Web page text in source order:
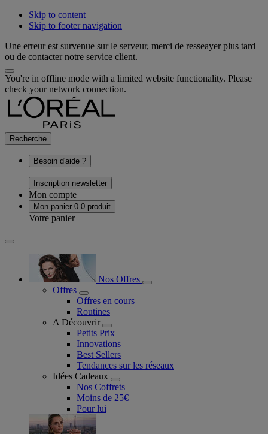
Skip to content
Skip to footer navigation
Une erreur est survenue sur le serveur, merci de resseayer plus tard
ou de contacter notre service client.
You're in offline mode with a limited website functionality. Please
check your network connection.
Recherche
Besoin d'aide ?
Inscription newsletter
Mon compte
Mon panier 0 0 produit
Votre panier
Nos Offres
Offres
Offres en cours
Routines
A Découvrir
Petits Prix
Innovations
Best Sellers
Tendances sur les réseaux
Idées Cadeaux
Nos Coffrets
Moins de 25€
Pour lui